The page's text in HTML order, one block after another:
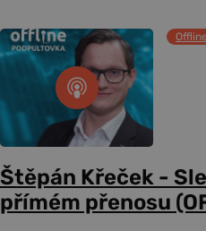
Štěpán Křeček -
přímém přenosu